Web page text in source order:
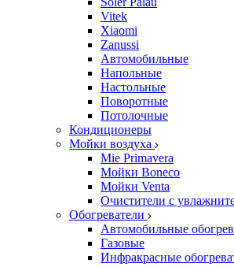
Vitek
Xiaomi
Zanussi
Автомобильные
Напольные
Настольные
Поворотные
Потолочные
Кондиционеры
Мойки воздуха
Mie Primavera
Мойки Boneco
Мойки Venta
Очистители с
Обогреватели
Автомобильные
Газовые
Инфракрасные